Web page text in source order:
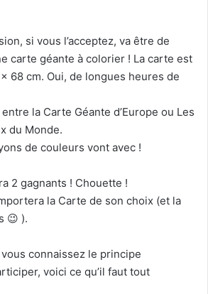
si vous l’acceptez, va être de
carte géante à colorier ! La carte est
68 cm. Oui, de longues heures de
la Carte Géante d’Europe ou Les
du Monde.
de couleurs vont avec !
2 gagnants ! Chouette !
la Carte de son choix (et la
😉 ).
vous connaissez le principe
voici ce qu’il faut tout